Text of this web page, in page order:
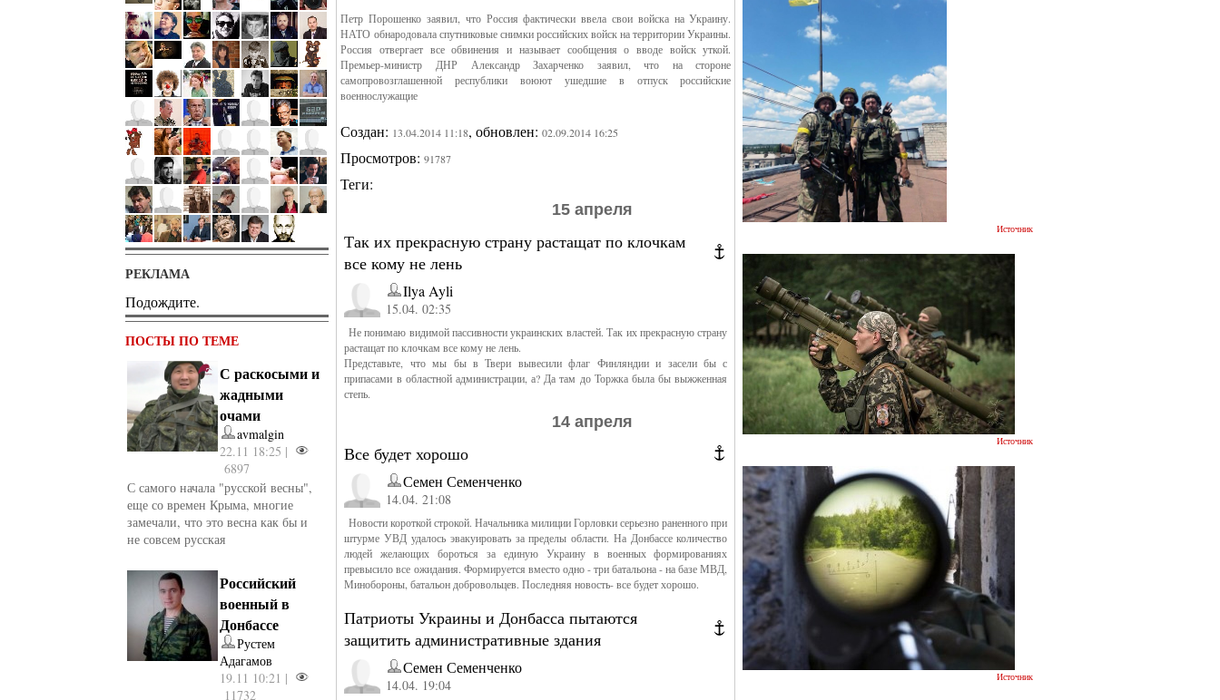
РЕКЛАМА
Подождите.
ПОСТЫ ПО ТЕМЕ
С раскосыми и
жадными
очами
avmalgin
22.11 18:25 |
6897
С самого начала "русской весны",
еще со времен Крыма, многие
замечали, что это весна как бы и
не совсем русская
Российский
военный в
Донбассе
Рустем
Адагамов
19.11 10:21 |
11732
Петр Порошенко заявил, что Россия фактически ввела свои войска на Украину.
НАТО обнародовала спутниковые снимки российских войск на территории Украины.
Россия отвергает все обвинения и называет сообщения о вводе войск уткой.
Премьер-министр ДНР Александр Захарченко заявил, что на стороне
самопровозглашенной республики воюют ушедшие в отпуск российские
военнослужащие
Создан: 13.04.2014 11:18, обновлен:02.09.2014 16:25
Просмотров:91787
Теги:
15 апреля
Так их прекрасную страну растащат по клочкам
все кому не лень
Ilya Ayli
15.04. 02:35
Не понимаю видимой пассивности украинских властей. Так их прекрасную страну
растащат по клочкам все кому не лень.
Представьте, что мы бы в Твери вывесили флаг Финляндии и засели бы с
припасами в областной администрации, а? Да там до Торжка была бы выжженная
степь.
14 апреля
Все будет хорошо
Семен Семенченко
14.04. 21:08
Новости короткой строкой. Начальника милиции Горловки серьезно раненного при
штурме УВД удалось эвакуировать за пределы области. На Донбассе количество
людей желающих бороться за единую Украину в военных формированиях
превысило все ожидания. Формируется вместо одно - три батальона - на базе МВД,
Минобороны, батальон добровольцев. Последняя новость- все будет хорошо.
Патриоты Украины и Донбасса пытаются
защитить административные здания
Семен Семенченко
14.04. 19:04
Источник
Источник
Источник